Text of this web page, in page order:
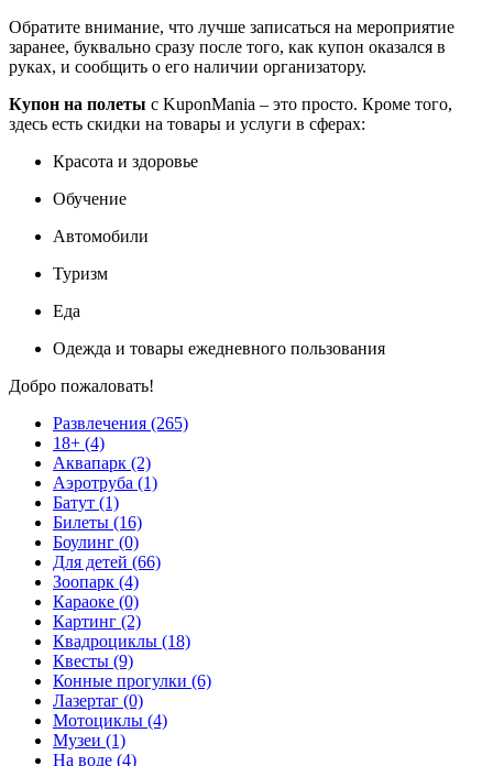
Обратите внимание, что лучше записаться на мероприятие
заранее, буквально сразу после того, как купон оказался в
руках, и сообщить о его наличии организатору.
Купон на полеты с KuponMania – это просто. Кроме того,
здесь есть скидки на товары и услуги в сферах:
Красота и здоровье
Обучение
Автомобили
Туризм
Еда
Одежда и товары ежедневного пользования
Добро пожаловать!
Развлечения (265)
18+ (4)
Аквапарк (2)
Аэротруба (1)
Батут (1)
Билеты (16)
Боулинг (0)
Для детей (66)
Зоопарк (4)
Караоке (0)
Картинг (2)
Квадроциклы (18)
Квесты (9)
Конные прогулки (6)
Лазертаг (0)
Мотоциклы (4)
Музеи (1)
На воде (4)